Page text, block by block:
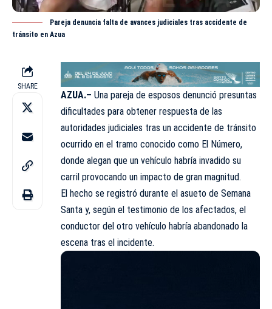
Pareja denuncia falta de avances judiciales tras accidente de
tránsito en Azua
SHARE
AZUA.– Una pareja de esposos denunció presuntas
dificultades para obtener respuesta de las
autoridades judiciales tras un accidente de tránsito
ocurrido en el tramo conocido como El Número,
donde alegan que un vehículo habría invadido su
carril provocando un impacto de gran magnitud.
El hecho se registró durante el asueto de Semana
Santa y, según el testimonio de los afectados, el
conductor del otro vehículo habría abandonado la
escena tras el incidente.